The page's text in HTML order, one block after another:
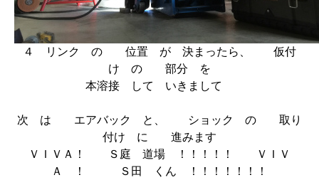
４ リンク の 位置 が 決まったら、 仮付
け の 部分 を
本溶接 して いきまして
次 は エアバック と、 ショック の 取り
付け に 進みます
ＶＩＶＡ！ Ｓ庭 道場 ！！！！！ ＶＩＶ
Ａ ！ Ｓ田 くん ！！！！！！！